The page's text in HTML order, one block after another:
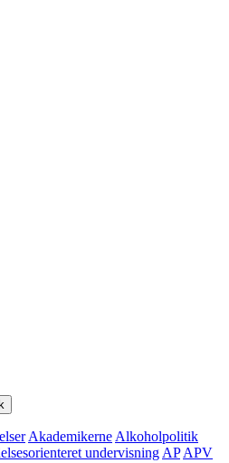
Akademikerne Alkoholpolitik
undervisning AP APV